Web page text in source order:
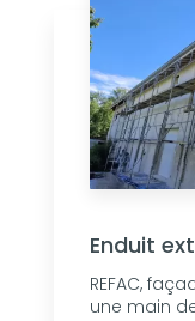
Enduit
REFAC,
une main